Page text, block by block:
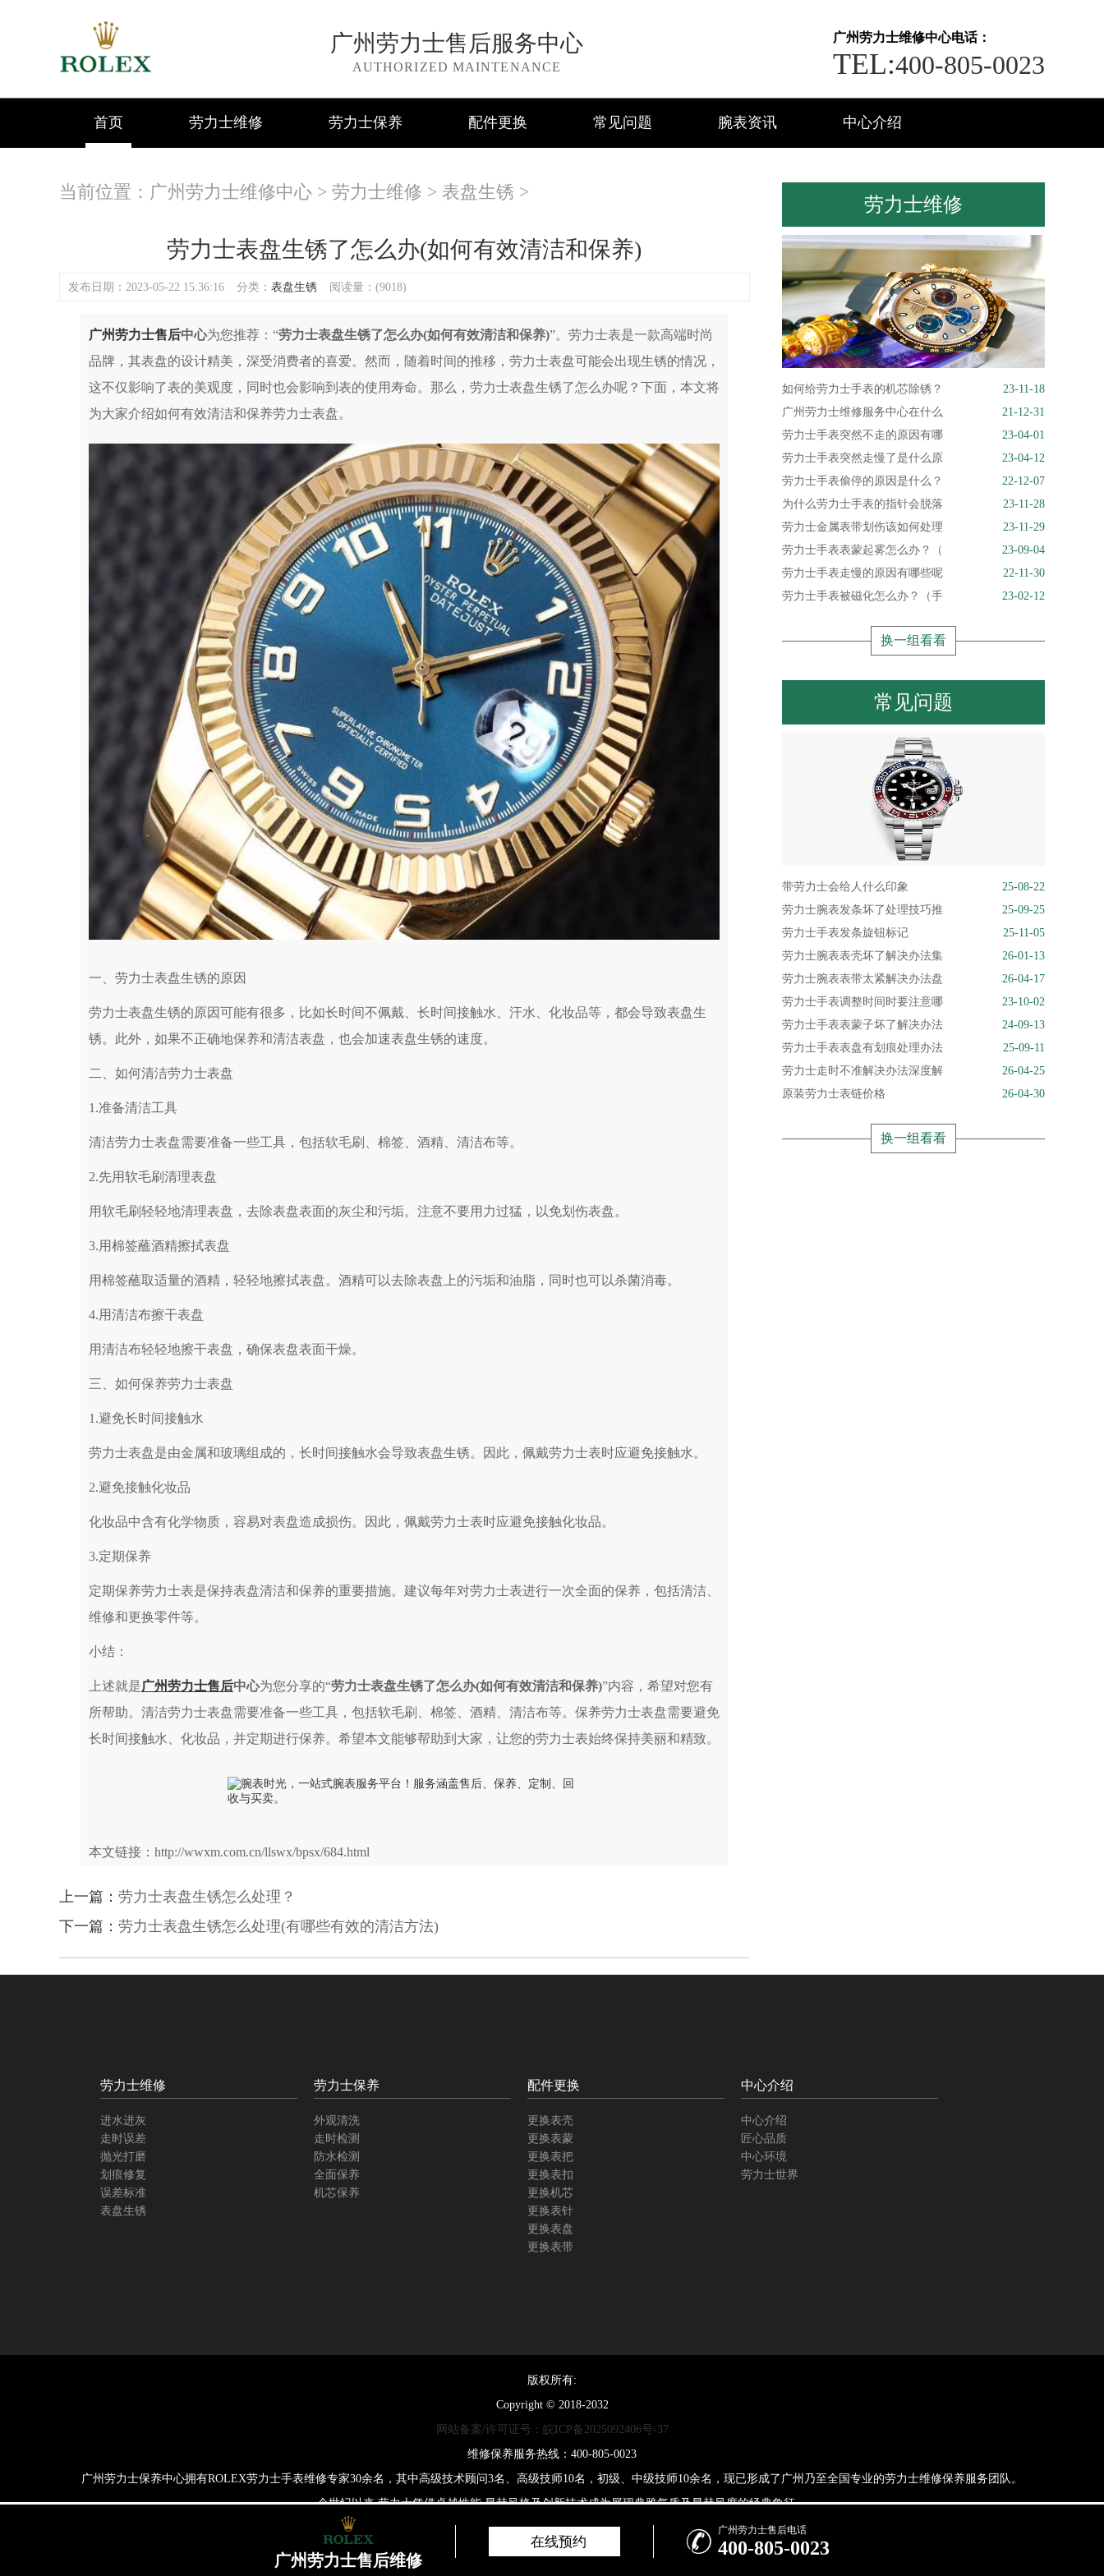
广州劳力士售后服务中心
AUTHORIZED MAINTENANCE
广州劳力士维修中心电话：
TEL:400-805-0023
首页 劳力士维修 劳力士保养 配件更换 常见问题 腕表资讯 中心介绍
当前位置： 广州劳力士维修中心 > 劳力士维修 > 表盘生锈 >
劳力士表盘生锈了怎么办(如何有效清洁和保养)
发布日期：2023-05-22 15:36:16 分类： 表盘生锈 阅读量：(9018)
广州劳力士售后中心为您推荐：“劳力士表盘生锈了怎么办(如何有效清洁和保养)”。劳力士表是一款高端时尚
品牌，其表盘的设计精美，深受消费者的喜爱。然而，随着时间的推移，劳力士表盘可能会出现生锈的情况，
这不仅影响了表的美观度，同时也会影响到表的使用寿命。那么，劳力士表盘生锈了怎么办呢？下面，本文将
为大家介绍如何有效清洁和保养劳力士表盘。
一、劳力士表盘生锈的原因
劳力士表盘生锈的原因可能有很多，比如长时间不佩戴、长时间接触水、汗水、化妆品等，都会导致表盘生
锈。此外，如果不正确地保养和清洁表盘，也会加速表盘生锈的速度。
二、如何清洁劳力士表盘
1.准备清洁工具
清洁劳力士表盘需要准备一些工具，包括软毛刷、棉签、酒精、清洁布等。
2.先用软毛刷清理表盘
用软毛刷轻轻地清理表盘，去除表盘表面的灰尘和污垢。注意不要用力过猛，以免划伤表盘。
3.用棉签蘸酒精擦拭表盘
用棉签蘸取适量的酒精，轻轻地擦拭表盘。酒精可以去除表盘上的污垢和油脂，同时也可以杀菌消毒。
4.用清洁布擦干表盘
用清洁布轻轻地擦干表盘，确保表盘表面干燥。
三、如何保养劳力士表盘
1.避免长时间接触水
劳力士表盘是由金属和玻璃组成的，长时间接触水会导致表盘生锈。因此，佩戴劳力士表时应避免接触水。
2.避免接触化妆品
化妆品中含有化学物质，容易对表盘造成损伤。因此，佩戴劳力士表时应避免接触化妆品。
3.定期保养
定期保养劳力士表是保持表盘清洁和保养的重要措施。建议每年对劳力士表进行一次全面的保养，包括清洁、
维修和更换零件等。
小结：
上述就是广州劳力士售后中心为您分享的“劳力士表盘生锈了怎么办(如何有效清洁和保养)”内容，希望对您有
所帮助。清洁劳力士表盘需要准备一些工具，包括软毛刷、棉签、酒精、清洁布等。保养劳力士表盘需要避免
长时间接触水、化妆品，并定期进行保养。希望本文能够帮助到大家，让您的劳力士表始终保持美丽和精致。
本文链接：http://wwxm.com.cn/llswx/bpsx/684.html
上一篇： 劳力士表盘生锈怎么处理？
下一篇： 劳力士表盘生锈怎么处理(有哪些有效的清洁方法)
劳力士维修
如何给劳力士手表的机芯除锈？
23-11-18
广州劳力士维修服务中心在什么
21-12-31
劳力士手表突然不走的原因有哪
23-04-01
劳力士手表突然走慢了是什么原
23-04-12
劳力士手表偷停的原因是什么？
22-12-07
为什么劳力士手表的指针会脱落
23-11-28
劳力士金属表带划伤该如何处理
23-11-29
劳力士手表表蒙起雾怎么办？（
23-09-04
劳力士手表走慢的原因有哪些呢
22-11-30
劳力士手表被磁化怎么办？（手
23-02-12
换一组看看
常见问题
带劳力士会给人什么印象
25-08-22
劳力士腕表发条坏了处理技巧推
25-09-25
劳力士手表发条旋钮标记
25-11-05
劳力士腕表表壳坏了解决办法集
26-01-13
劳力士腕表表带太紧解决办法盘
26-04-17
劳力士手表调整时间时要注意哪
23-10-02
劳力士手表表蒙子坏了解决办法
24-09-13
劳力士手表表盘有划痕处理办法
25-09-11
劳力士走时不准解决办法深度解
26-04-25
原装劳力士表链价格
26-04-30
换一组看看
劳力士维修
进水进灰
走时误差
抛光打磨
划痕修复
误差标准
表盘生锈
劳力士保养
外观清洗
走时检测
防水检测
全面保养
机芯保养
配件更换
更换表壳
更换表蒙
更换表把
更换表扣
更换机芯
更换表针
更换表盘
更换表带
中心介绍
中心介绍
匠心品质
中心环境
劳力士世界
版权所有:
Copyright © 2018-2032
网站备案/许可证号：皖ICP备2025092406号-37
维修保养服务热线：400-805-0023
广州劳力士保养中心拥有ROLEX劳力士手表维修专家30余名，其中高级技术顾问3名、高级技师10名，初级、中级技师10余名，现已形成了广州乃至全国专业的劳力士维修保养服务团队。
一个世纪以来,劳力士凭借卓越性能,显赫风格及创新技术成为展现典雅气质及显赫风度的经典象征.
如权利人或知情人士发现本站内容存在事实错误或涉及版权、名誉权等侵权问题，请通过邮箱：2557628530@qq.com 与我们联系，我们将在收到通知后立即依法处理。当前页面信息更新时间：2026-06-21T17:57:54+08:00
广州劳力士售后维修
在线预约  广州劳力士售后电话
400-805-0023